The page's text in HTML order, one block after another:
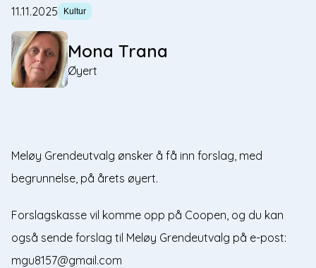
11.11.2025 Kultur
Mona Trana
Øyert
Meløy Grendeutvalg ønsker å få inn forslag, med
begrunnelse, på årets øyert.
Forslagskasse vil komme opp på Coopen, og du kan
også sende forslag til Meløy Grendeutvalg på e-post:
mgu8157@gmail.com